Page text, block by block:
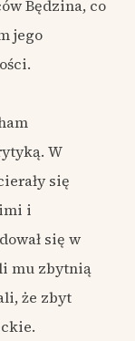
Będzina, co
jego
W
się
i
się w
mu zbytnią
że zbyt